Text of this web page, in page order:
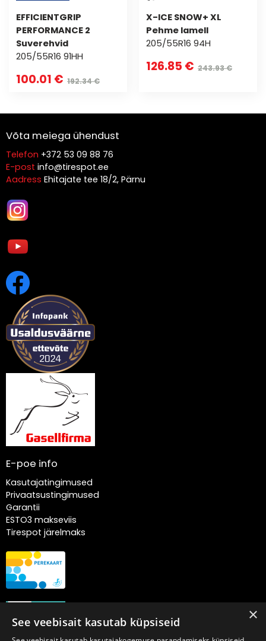
EFFICIENTGRIP
PERFORMANCE 2
Suverehvid
205/55R16 91HH
100.01 € 192.34 €
X-ICE SNOW+ XL
Pehme lamell
205/55R16 94H
126.85 € 243.93 €
Võta meiega ühendust
Telefon +372 53 09 88 76
E-post info@tirespot.ee
Aadress Ehitajate tee 18/2, Pärnu
E-poe info
Kasutajatingimused
Privaatsustingimused
Garantii
ESTO3 makseviis
Tirespot järelmaks
×
See veebisait kasutab küpsiseid